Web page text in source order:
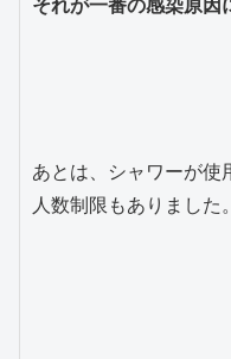
それが一番の感染原
あとは、シャワーが使
人数制限もありました。